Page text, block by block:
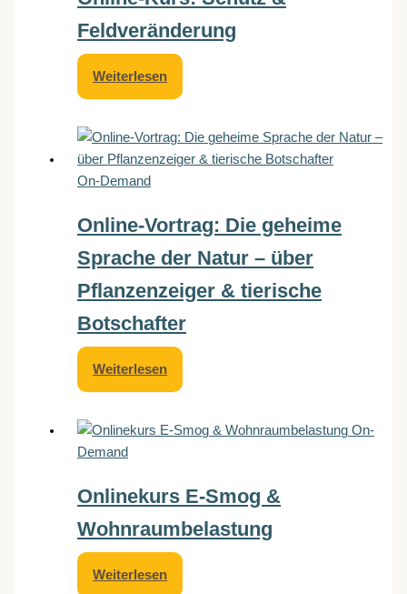
Feldveränderung
Weiterlesen
On-Demand
Online-Vortrag: Die geheime
Sprache der Natur – über
Pflanzenzeiger & tierische
Botschafter
Weiterlesen
On-
Demand
Onlinekurs E‑Smog &
Wohnraumbelastung
Weiterlesen